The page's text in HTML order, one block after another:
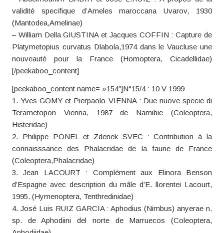
validité specifique d’Ameles maroccana Uvarov, 1930
(Mantodea,Amelinae)
– William Della GIUSTINA et Jacques COFFIN : Capture de
Platymetopius curvatus Dlabola,1974 dans le Vaucluse une
nouveauté pour la France (Homoptera, Cicadellidae)
[/peekaboo_content]
[peekaboo_content name= »154″]N°15/4 : 10 V 1999
1. Yves GOMY et Pierpaolo VIENNA : Due nuove specie di
Terametopon Vienna, 1987 de Namibie (Coleoptera,
Histeridae)
2. Philippe PONEL et Zdenek SVEC : Contribution à la
connaisssance des Phalacridae de la faune de France
(Coleoptera,Phalacridae)
3. Jean LACOURT : Complément aux Elinora Benson
d’Espagne avec description du mâle d’E. llorentei Lacourt,
1995. (Hymenoptera, Tenthredinidae)
4. José Luis RUIZ GARCIA : Aphodius (Nimbus) anyerae n.
sp. de Aphodiini del norte de Marruecos (Coleoptera,